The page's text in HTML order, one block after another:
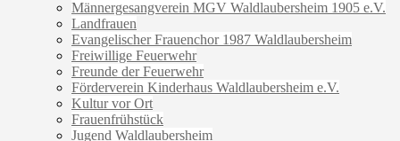
Männergesangverein MGV Waldlaubersheim 1905 e.V.
Landfrauen
Evangelischer Frauenchor 1987 Waldlaubersheim
Freiwillige Feuerwehr
Freunde der Feuerwehr
Förderverein Kinderhaus Waldlaubersheim e.V.
Kultur vor Ort
Frauenfrühstück
Jugend Waldlaubersheim